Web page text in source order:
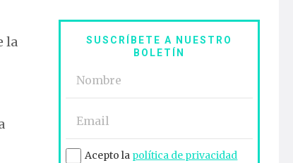
la
SUSCRÍBETE A NUESTRO
BOLETÍN
Acepto la política de privacidad